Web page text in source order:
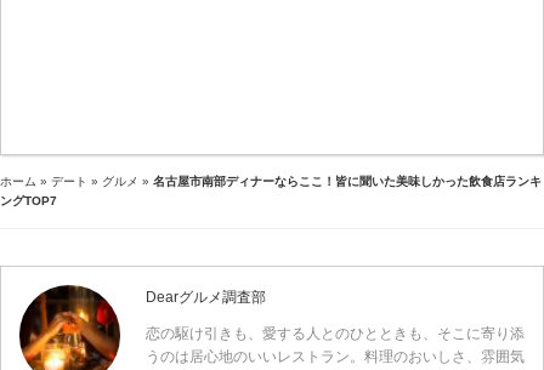
ホーム » デート » グルメ » 名古屋市南部ディナーならここ！皆に聞いた美味しかった飲食店ランキ
ングTOP7
Dearグルメ調査部
恋の駆け引きも、愛する人とのひとときも、そこに寄り添
うのは居心地のいいレストラン。料理のおいしさ、雰囲気